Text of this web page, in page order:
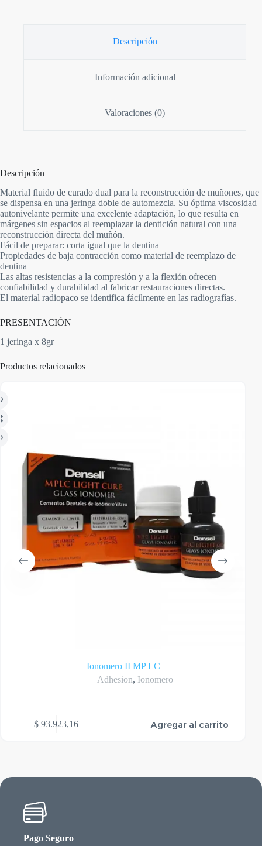
Descripción
Información adicional
Valoraciones (0)
Descripción
Material fluido de curado dual para la reconstrucción de muñones, que
se dispensa en una jeringa doble de automezcla. Su óptima viscosidad
autonivelante permite una excelente adaptación, lo que resulta en
márgenes sin espacios al reemplazar la dentición natural con una
reconstrucción directa del muñón.
Fácil de preparar: corta igual que la dentina
Propiedades de baja contracción como material de reemplazo de
dentina
Las altas resistencias a la compresión y a la flexión ofrecen
confiabilidad y durabilidad al fabricar restauraciones directas.
El material radiopaco se identifica fácilmente en las radiografías.
PRESENTACIÓN
1 jeringa x 8gr
Productos relacionados
Ionomero II MP LC
Adhesion, Ionomero
$ 93.923,16 Agregar al carrito
Pago Seguro